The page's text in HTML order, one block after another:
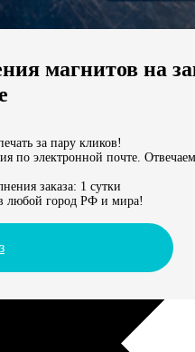
всему мирумагнитов на
за пару кликов!
по электронной почте.
заказа: 1 сутки
любой город РФ и мира!
цены